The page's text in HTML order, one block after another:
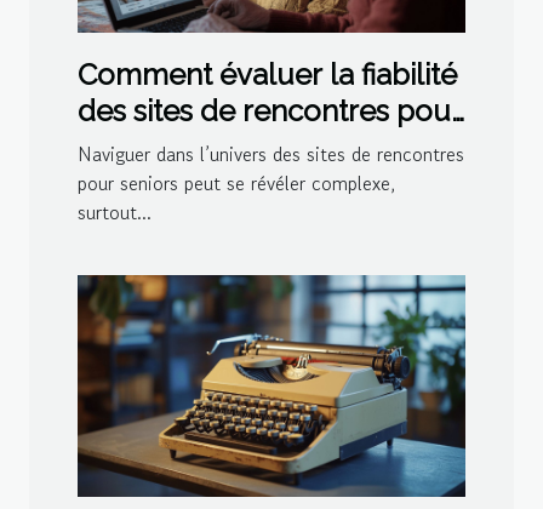
Comment évaluer la fiabilité
des sites de rencontres pour
seniors
Naviguer dans l’univers des sites de rencontres
pour seniors peut se révéler complexe,
surtout...